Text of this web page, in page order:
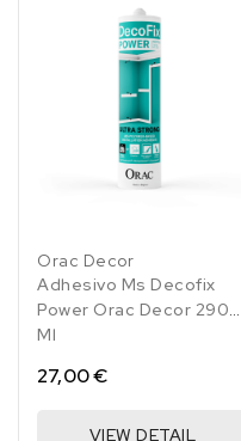
Orac Decor
Adhesivo Ms Decofix
Power Orac Decor 290
Ml
27,00 €
VIEW DETAIL